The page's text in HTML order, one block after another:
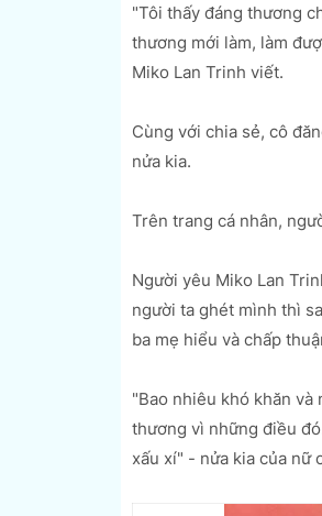
"Tôi thấy đáng thương
thương mới làm, làm
Miko Lan Trinh viết.
Cùng với chia sẻ, cô
nửa kia.
Trên trang cá nhân,
Người yêu Miko Lan
người ta ghét mình thì
ba mẹ hiểu và chấp
"Bao nhiêu khó khăn
thương vì những điều
xấu xí" - nửa kia của nữ